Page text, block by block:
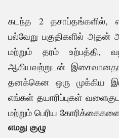
கடந்த 2 தசாப்தங்களில்,
பல்வேறு பகுதிகளில் அதன்
மற்றும் தரம் உற்பத்தி,
ஆகியவற்றுடன்
தனக்கென ஒரு முக்கிய
எங்கள் தயாரிப்புகள்
மற்றும் பெரிய
.
எமது குழு